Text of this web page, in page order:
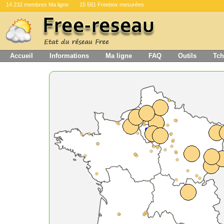
14 232 membres Ma ligne 15 561 Freebox mesurées
Accueil Informations Ma ligne FAQ Outils